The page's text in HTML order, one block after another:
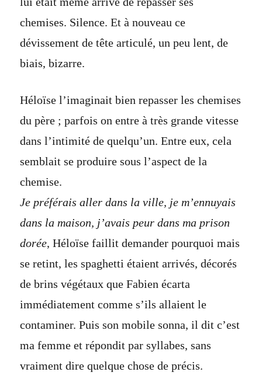
chemises. Silence. Et à nouveau ce
dévissement de tête articulé, un peu lent, de
biais, bizarre.
Héloïse l’imaginait bien repasser les chemises
du père ; parfois on entre à très grande vitesse
dans l’intimité de quelqu’un. Entre eux, cela
semblait se produire sous l’aspect de la
chemise.
Je préférais aller dans la ville, je m’ennuyais
dans la maison, j’avais peur dans ma prison
dorée, Héloïse faillit demander pourquoi mais
se retint, les spaghetti étaient arrivés, décorés
de brins végétaux que Fabien écarta
immédiatement comme s’ils allaient le
contaminer. Puis son mobile sonna, il dit c’est
ma femme et répondit par syllabes, sans
vraiment dire quelque chose de précis.